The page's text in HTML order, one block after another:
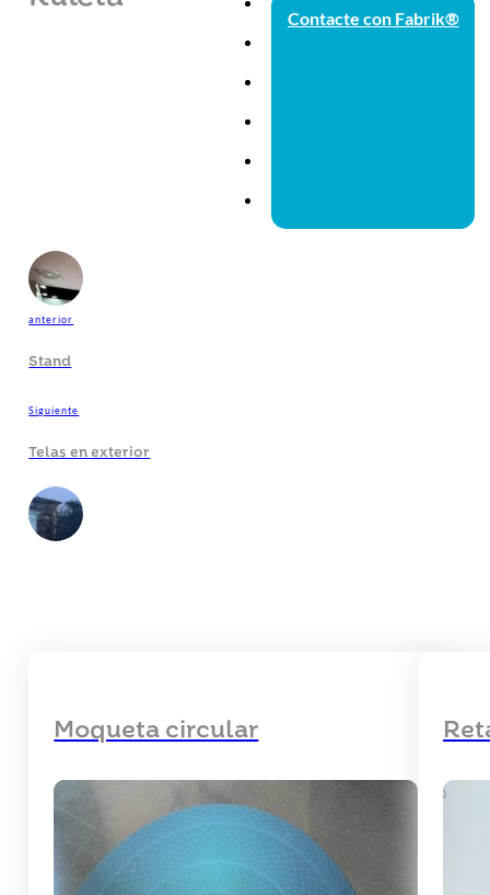
Contacte con Fabrik®
anterior
Stand
Siguiente
Telas en exterior
Moqueta circular